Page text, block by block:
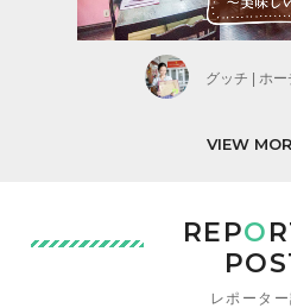
グッチ | ホ
VIEW
REPO
レポータ